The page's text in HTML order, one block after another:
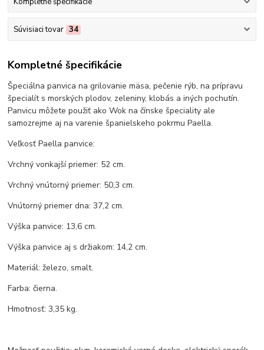
Súvisiaci tovar 34
Kompletné špecifikácie
Špeciálna panvica na grilovanie mäsa, pečenie rýb, na prípravu
špecialít s morských plodov, zeleniny, klobás a iných pochutín.
Panvicu môžete použiť ako Wok na čínske špeciality ale
samozrejme aj na varenie španielskeho pokrmu Paella.
Veľkosť Paella panvice:
Vrchný vonkajší priemer: 52 cm.
Vrchný vnútorný priemer: 50,3 cm.
Vnútorný priemer dna: 37,2 cm.
Výška panvice: 13,6 cm.
Výška panvice aj s držiakom: 14,2 cm.
Materiál: železo, smalt.
Farba: čierna.
Hmotnosť: 3,35 kg.